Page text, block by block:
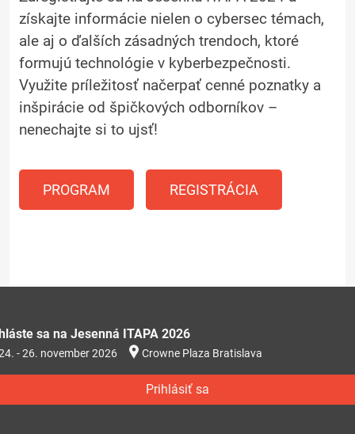
získajte informácie nielen o cybersec témach,
ale aj o ďalších zásadných trendoch, ktoré
formujú technológie v kyberbezpečnosti.
Využite príležitosť načerpať cenné poznatky a
inšpirácie od špičkových odborníkov –
nenechajte si to ujsť!
PROGRAM REGISTRÁCIA
sa na Jesenná ITAPA 2026
- 26. november 2026 Crowne Plaza Bratislava
Prihlásiť sa